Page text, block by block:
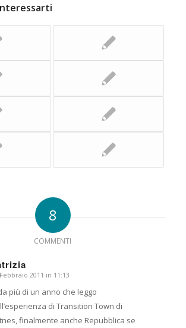
8
COMMENTI
2011 in 11:13
da più di un anno che leggo
di Transition Town di
finalmente anche Repubblica se